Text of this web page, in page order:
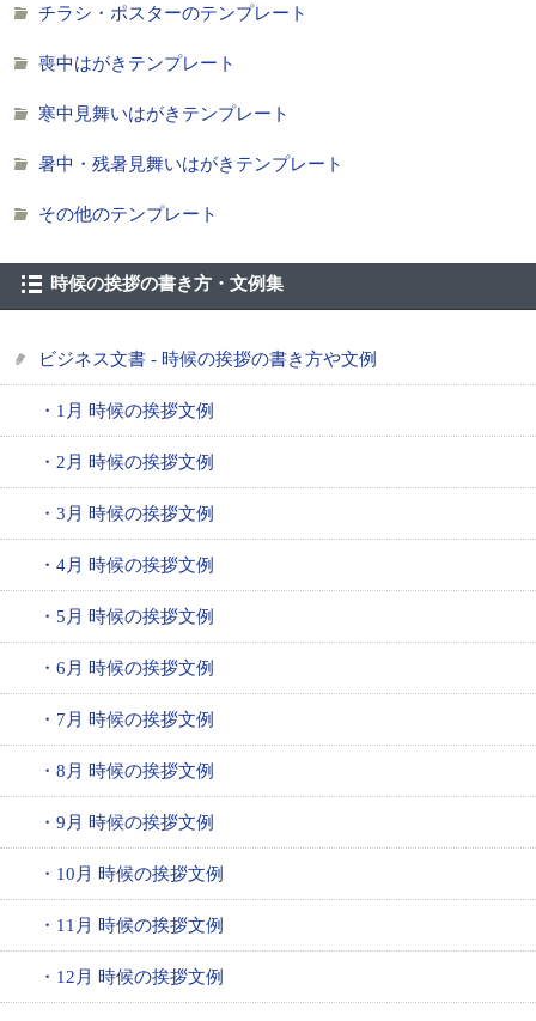
チラシ・ポスターのテンプレート
喪中はがきテンプレート
寒中見舞いはがきテンプレート
暑中・残暑見舞いはがきテンプレート
その他のテンプレート
時候の挨拶の書き方・文例集
ビジネス文書 - 時候の挨拶の書き方や文例
・1月 時候の挨拶文例
・2月 時候の挨拶文例
・3月 時候の挨拶文例
・4月 時候の挨拶文例
・5月 時候の挨拶文例
・6月 時候の挨拶文例
・7月 時候の挨拶文例
・8月 時候の挨拶文例
・9月 時候の挨拶文例
・10月 時候の挨拶文例
・11月 時候の挨拶文例
・12月 時候の挨拶文例